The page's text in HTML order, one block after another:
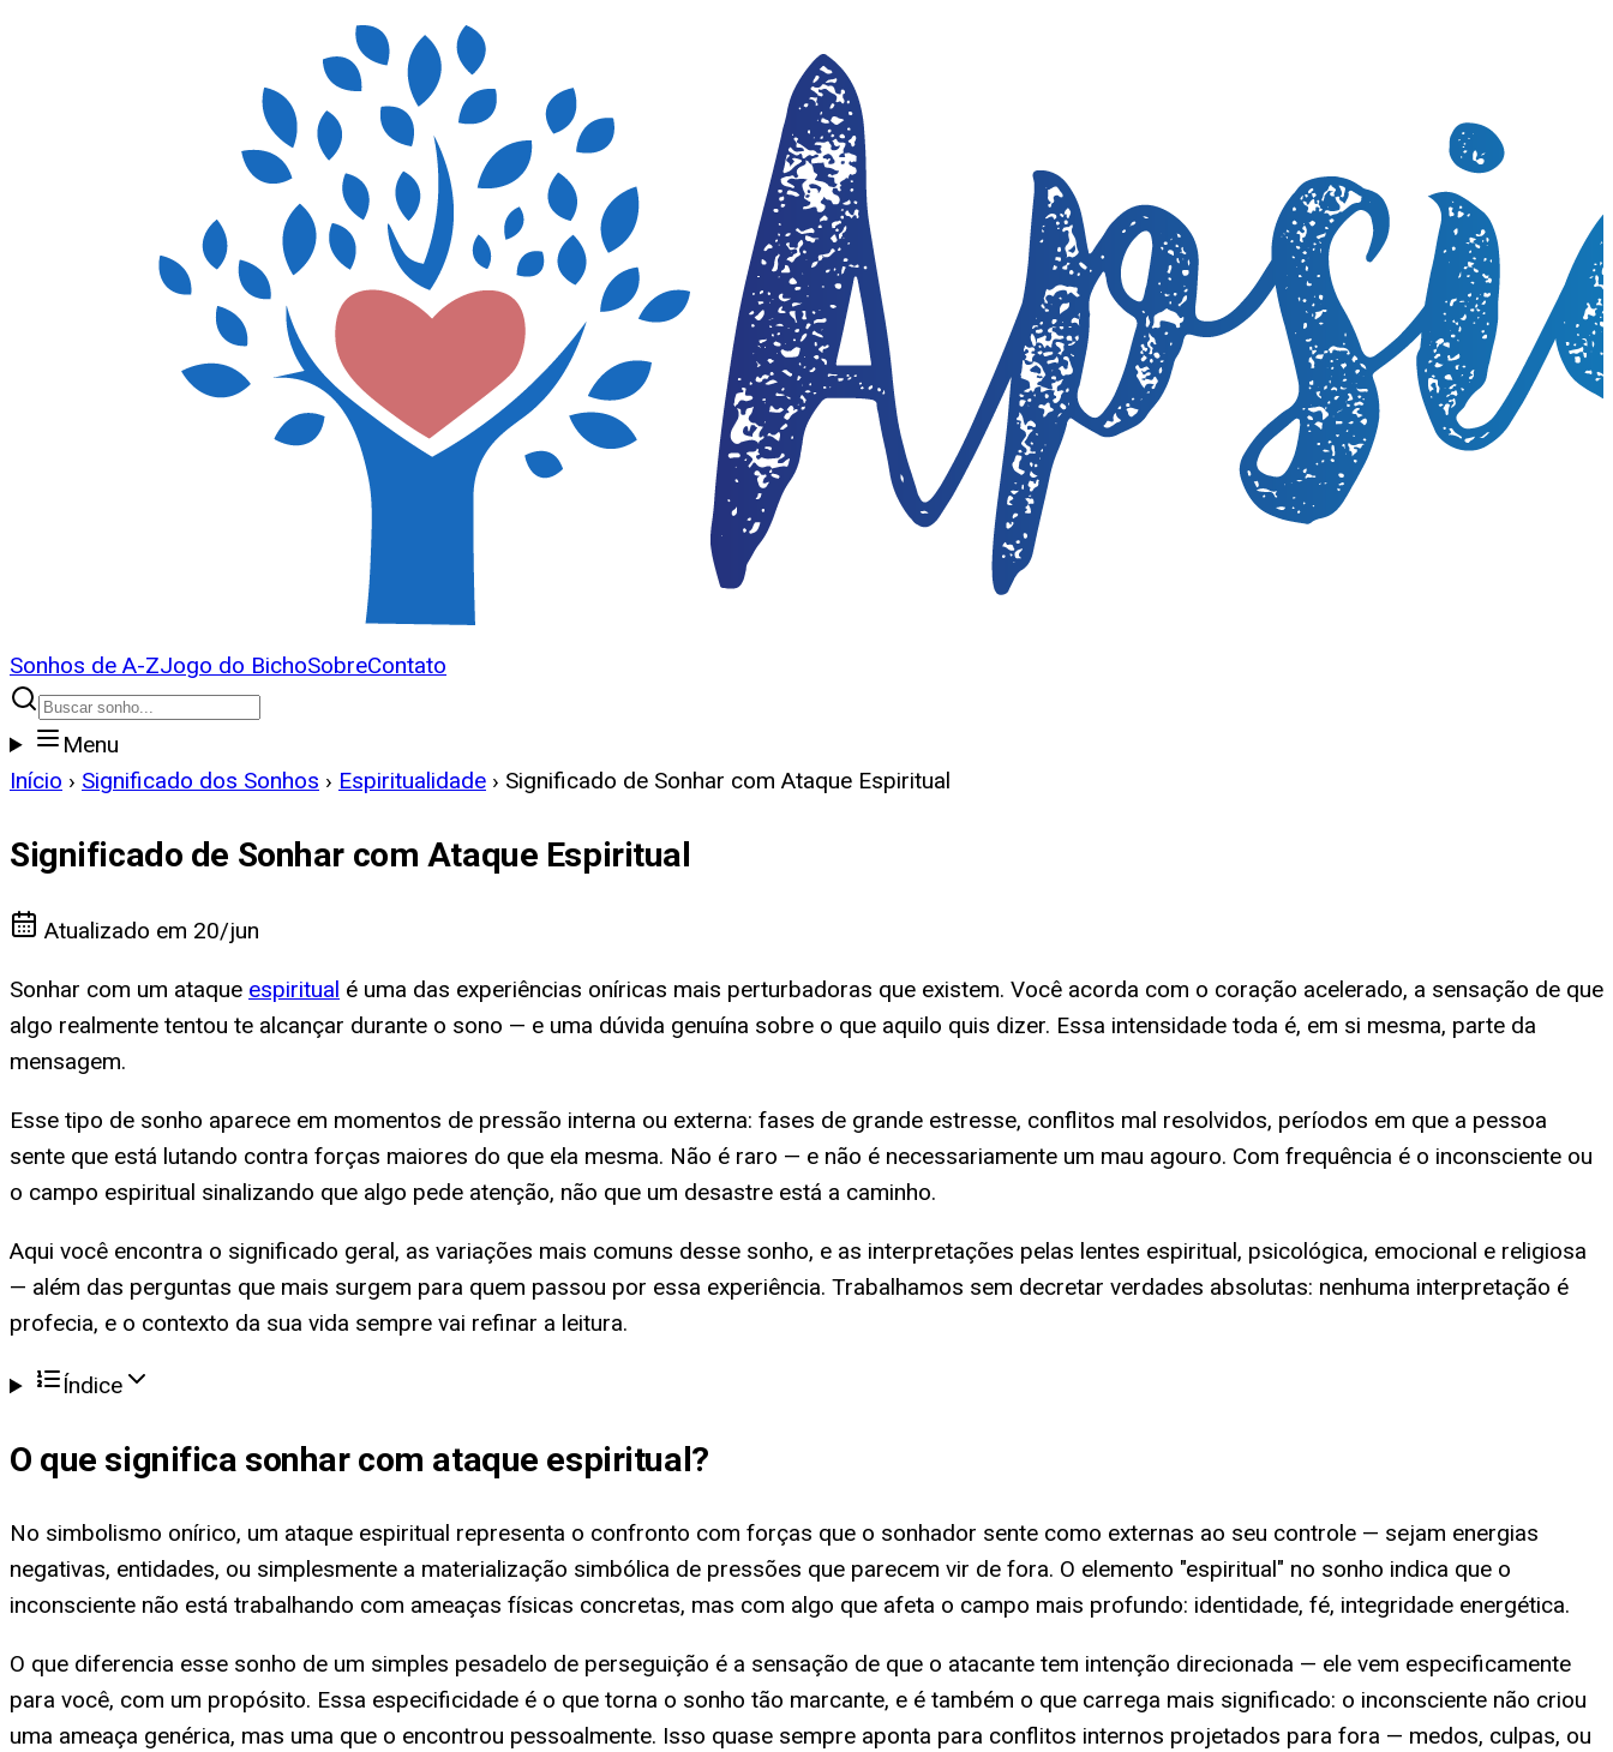
Sonhos de A-ZJogo do BichoSobreContato
Menu
Início › Significado dos Sonhos › Espiritualidade › Significado de Sonhar com Ataque Espiritual
Significado de Sonhar com Ataque Espiritual
Atualizado em 20/jun
Sonhar com um ataque espiritual é uma das experiências oníricas mais perturbadoras que existem. Você acorda com o coração acelerado, a sensação de que
algo realmente tentou te alcançar durante o sono — e uma dúvida genuína sobre o que aquilo quis dizer. Essa intensidade toda é, em si mesma, parte da
mensagem.
Esse tipo de sonho aparece em momentos de pressão interna ou externa: fases de grande estresse, conflitos mal resolvidos, períodos em que a pessoa
sente que está lutando contra forças maiores do que ela mesma. Não é raro — e não é necessariamente um mau agouro. Com frequência é o inconsciente ou
o campo espiritual sinalizando que algo pede atenção, não que um desastre está a caminho.
Aqui você encontra o significado geral, as variações mais comuns desse sonho, e as interpretações pelas lentes espiritual, psicológica, emocional e religiosa
— além das perguntas que mais surgem para quem passou por essa experiência. Trabalhamos sem decretar verdades absolutas: nenhuma interpretação é
profecia, e o contexto da sua vida sempre vai refinar a leitura.
Índice
O que significa sonhar com ataque espiritual?
No simbolismo onírico, um ataque espiritual representa o confronto com forças que o sonhador sente como externas ao seu controle — sejam energias
negativas, entidades, ou simplesmente a materialização simbólica de pressões que parecem vir de fora. O elemento "espiritual" no sonho indica que o
inconsciente não está trabalhando com ameaças físicas concretas, mas com algo que afeta o campo mais profundo: identidade, fé, integridade energética.
O que diferencia esse sonho de um simples pesadelo de perseguição é a sensação de que o atacante tem intenção direcionada — ele vem especificamente
para você, com um propósito. Essa especificidade é o que torna o sonho tão marcante, e é também o que carrega mais significado: o inconsciente não criou
uma ameaça genérica, mas uma que o encontrou pessoalmente. Isso quase sempre aponta para conflitos internos projetados para fora — medos, culpas, ou